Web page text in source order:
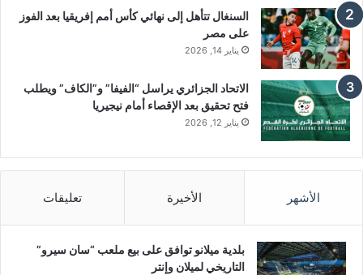
السنغال تتأهل إلى نهائي كأس أمم إفريقيا بعد الفوز
على مصر
يناير 14, 2026
الاتحاد الجزائري يراسل “الفيفا” و”الكاف” ويطلب
فتح تحقيق بعد الإقصاء أمام نيجيريا
يناير 12, 2026
الأشهر الأخيرة تعليقات
بلدية ميلانو توافق على بيع ملعب “سان سيرو”
التاريخي لميلان وإنتر